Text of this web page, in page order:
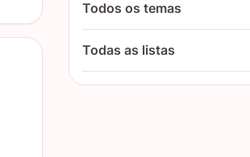
Todos os temas
Todas as listas